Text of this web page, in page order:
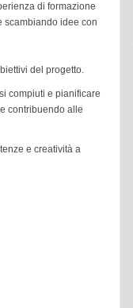
di formazione
scambiando idee con
del progetto.
compiuti e pianificare
contribuendo alle
e creatività a